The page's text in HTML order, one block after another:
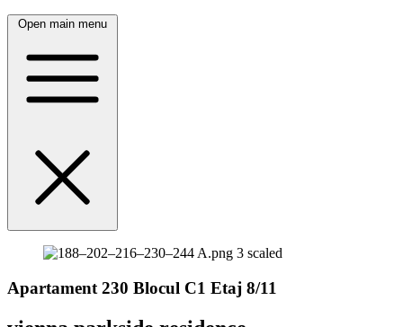
Open main menu
Apartament 230 Blocul C1 Etaj 8/11